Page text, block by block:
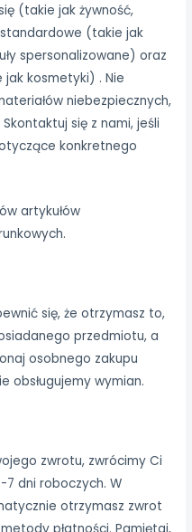
(takie jak żywność,
(takie jak
spersonalizowane) oraz
kosmetyki) . Nie
niebezpiecznych,
się z nami, jeśli
konkretnego
artykułów
się, że otrzymasz to,
przedmiotu, a
osobnego zakupu
obsługujemy wymian.
zwrotu, zwrócimy Ci
7 dni roboczych. W
otrzymasz zwrot
płatności. Pamiętaj,